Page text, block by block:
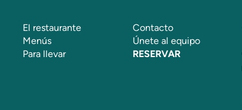
El restaurante
Menús
Para llevar
Contacto
Únete al equipo
RESERVAR